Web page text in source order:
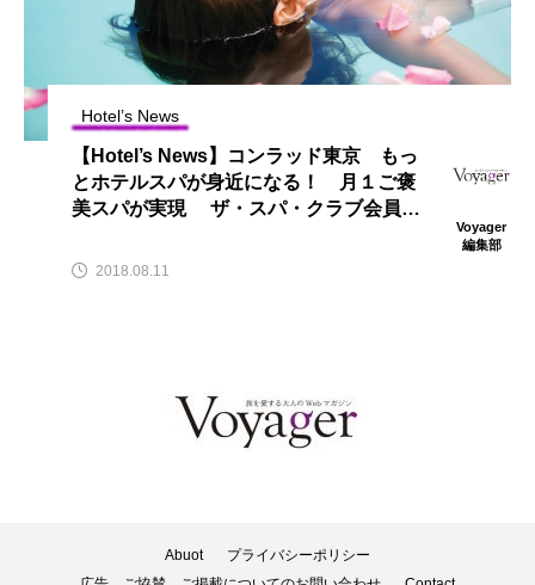
Hotel’s News
【Hotel’s News】コンラッド東京 もっ
とホテルスパが身近になる！ 月１ご褒
美スパが実現 ザ・スパ・クラブ会員受
Voyager
編集部
2018.08.11
Abuot
プライバシーポリシー